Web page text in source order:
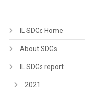
IL SDGs Home
About SDGs
IL SDGs report
2021